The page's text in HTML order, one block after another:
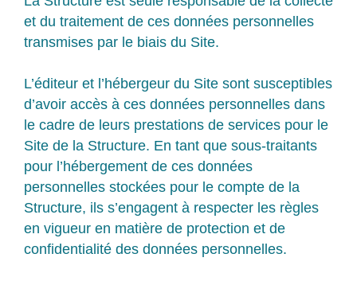
et du traitement de ces données personnelles
transmises par le biais du Site.
L’éditeur et l’hébergeur du Site sont susceptibles
d’avoir accès à ces données personnelles dans
le cadre de leurs prestations de services pour le
Site de la Structure. En tant que sous-traitants
pour l’hébergement de ces données
personnelles stockées pour le compte de la
Structure, ils s’engagent à respecter les règles
en vigueur en matière de protection et de
confidentialité des données personnelles.